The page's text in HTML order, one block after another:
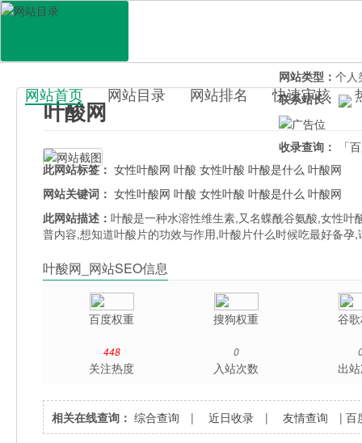
百科目录
网站首页 网站目录 网站排名 快速审核
叶酸网
网站类型： 个人
联系站长：
收录查询：
「
此网站标签： 女性叶酸网 叶酸 女性叶酸 叶酸是什么 叶酸网
网站关键词： 女性叶酸网 叶酸 女性叶酸 叶酸是什么 叶酸网
此网站描述：叶酸是一种水溶性维生素,又名蝶酰谷氨酸,女性
普内容,想知道叶酸片的功效与作用,叶酸片什么时候吃最好备孕
叶酸网_网站SEO信息
百度权重 搜狗权重 谷
448
关注热度
0
入站次数 出
相关在线查询： 综合查询 |近日收录 |友情查询 |百